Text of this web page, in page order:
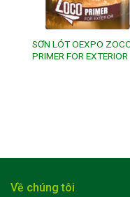
SƠN LÓT OEXPO
PRIMER FOR EXTERIOR
Về chúng tôi